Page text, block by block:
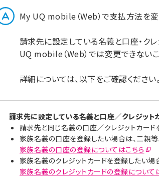
My UQ mobile（Web）で支払方法を
請求先に設定している名義と口座・ク
UQ mobile（Web）では変更できないこ
詳細については、以下をご確認ください。
請求先に設定している名義と口座／クレジッ
請求先と同じ名義の口座／クレジットカード
家族名義の口座を登録したい場合は、二親
家族名義の口座の登録についてはこちら
家族名義のクレジットカードを登録したい場
家族名義のクレジットカードの登録について